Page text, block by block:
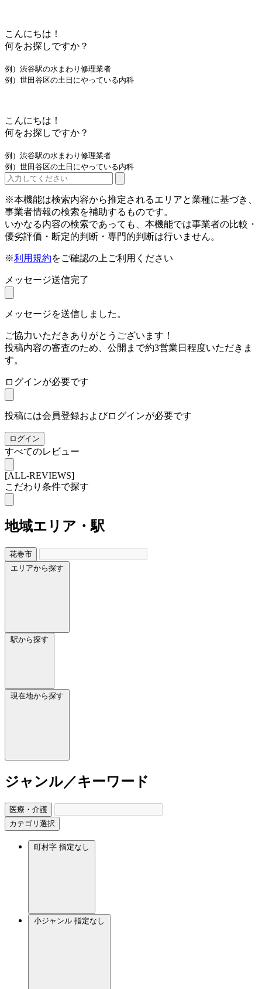
こんにちは！
何をお探しですか？
例）渋谷駅の水まわり修理業者
例）世田谷区の土日にやっている内科
こんにちは！
何をお探しですか？
例）渋谷駅の水まわり修理業者
例）世田谷区の土日にやっている内科
※本機能は検索内容から推定されるエリアと業種に基づき、
事業者情報の検索を補助するものです。
いかなる内容の検索であっても、本機能では事業者の比較・
優劣評価・断定的判断・専門的判断は行いません。
※利用規約をご確認の上ご利用ください
メッセージ送信完了
メッセージを送信しました。
ご協力いただきありがとうございます！
投稿内容の審査のため、公開まで約3営業日程度いただきま
す。
ログインが必要です
投稿には会員登録およびログインが必要です
ログイン
すべてのレビュー
[ALL-REVIEWS]
こだわり条件で探す
地域エリア・駅
花巻市
エリアから探す
駅から探す
現在地から探す
ジャンル／キーワード
医療・介護
カテゴリ選択
町村字 指定なし
小ジャンル 指定なし